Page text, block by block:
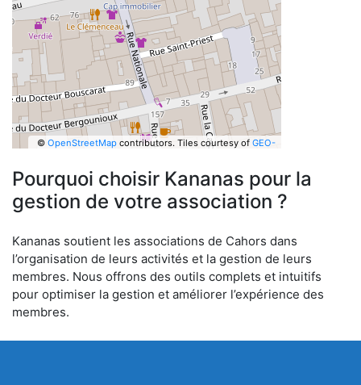
© OpenStreetMapcontributors. Tiles courtesy of GEO-
Pourquoi choisir Kananas pour la
gestion de votre association ?
Kananas soutient les associations de Cahors dans
l’organisation de leurs activités et la gestion de leurs
membres. Nous offrons des outils complets et intuitifs
pour optimiser la gestion et améliorer l’expérience des
membres.